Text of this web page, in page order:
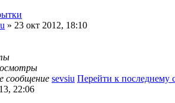
» 23 окт 2012, 18:10
сообщение sevsiu Перейти к последнему
22:06